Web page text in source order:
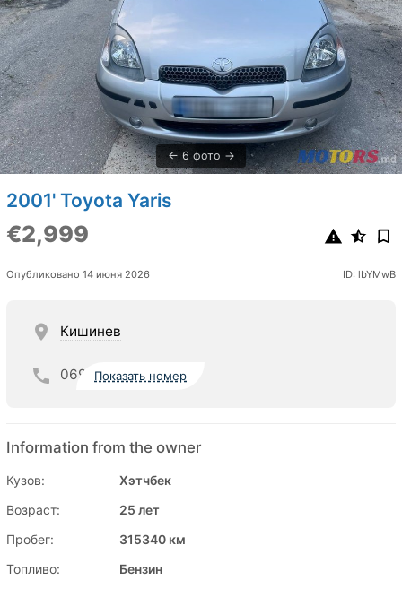
6 фото
2001' Toyota Yaris
€2,999
Опубликовано 14 июня 2026 ID: lbYMwB
Кишинев
069 Показать номер
Information from the owner
Кузов:
Хэтчбек
Возраст:
25 лет
Пробег:
315340 км
Топливо:
Бензин